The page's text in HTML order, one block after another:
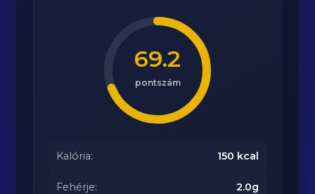
69.2
pontszám
Kalória: 150 kcal
Fehérje: 2.0g